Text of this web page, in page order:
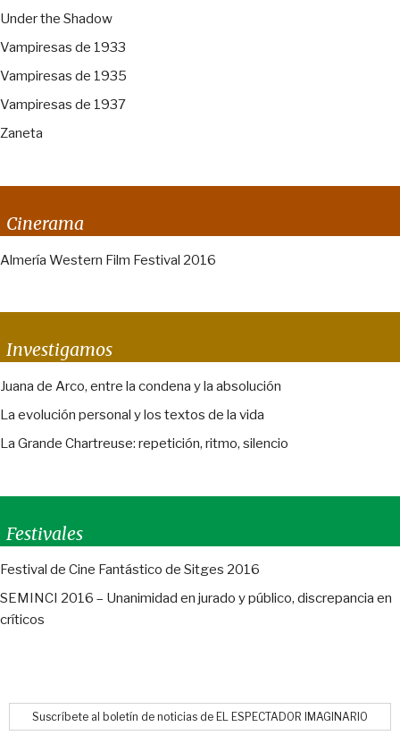
Under the Shadow
Vampiresas de 1933
Vampiresas de 1935
Vampiresas de 1937
Zaneta
Cinerama
Almería Western Film Festival 2016
Investigamos
Juana de Arco, entre la condena y la absolución
La evolución personal y los textos de la vida
La Grande Chartreuse: repetición, ritmo, silencio
Festivales
Festival de Cine Fantástico de Sitges 2016
SEMINCI 2016 – Unanimidad en jurado y público, discrepancia en
críticos
Suscríbete al boletín de noticias de EL ESPECTADOR IMAGINARIO